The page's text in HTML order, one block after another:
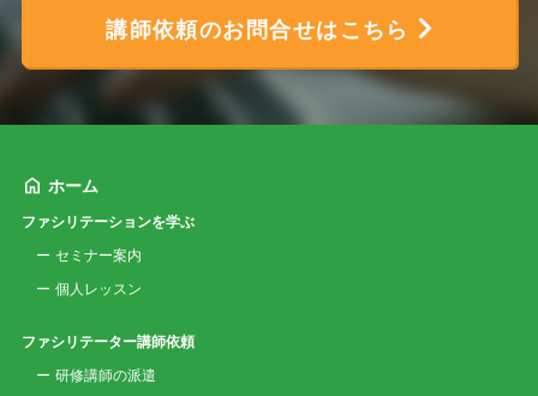
講師依頼のお問合せはこちら
ホーム
ファシリテーションを学ぶ
セミナー案内
個人レッスン
ファシリテーター講師依頼
研修講師の派遣